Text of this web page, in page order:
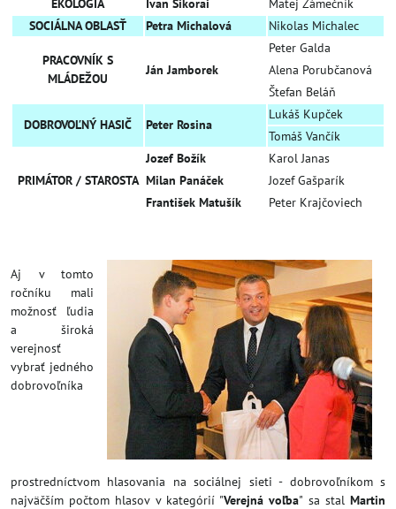
EKOLÓGIA Ivan Sikorai
Matej Zámečník
SOCIÁLNA OBLASŤ
Petra Michalová Nikolas Michalec
PRACOVNÍK S
MLÁDEŽOU
Ján Jamborek
Peter Galda
Alena Porubčanová
Štefan Beláň
DOBROVOĽNÝ HASIČ Peter Rosina
Lukáš Kupček
Tomáš Vančík
PRIMÁTOR / STAROSTA
Jozef Božík
Karol Janas
Milan Panáček
Jozef Gašparík
František Matušík
Peter Krajčoviech
Aj v tomto
ročníku mali
možnosť ľudia
a široká
verejnosť
vybrať jedného
dobrovoľníka
prostredníctvom hlasovania na sociálnej sieti - dobrovoľníkom s
najväčším počtom hlasov v kategórií "Verejná voľba" sa stalMartin